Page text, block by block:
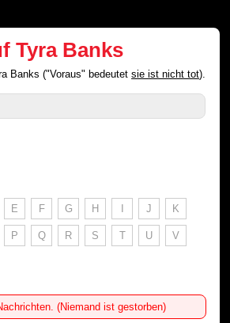
Tyra Banks
Banks ("Voraus" bedeutetsie ist nicht tot).
E F G H I J K
P Q R S T U V
(Niemand ist gestorben)